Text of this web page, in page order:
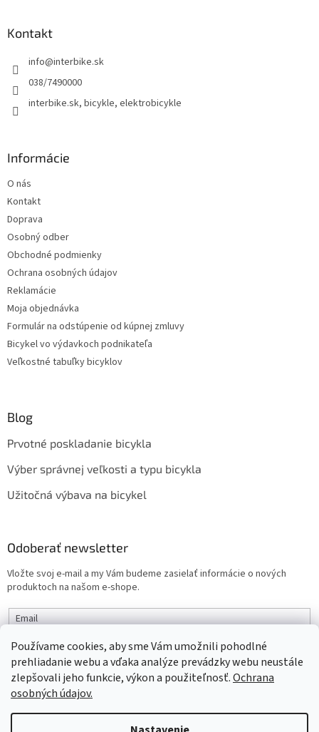
Používame cookies, aby sme Vám umožnili pohodlné
prehliadanie webu a vďaka analýze prevádzky webu neustále
zlepšovali jeho funkcie, výkon a použiteľnosť.Ochrana
osobných údajov.
Kontakt
info@interbike.sk
038/7490000
interbike.sk, bicykle, elektrobicykle
Informácie
O nás
Kontakt
Doprava
Osobný odber
Obchodné podmienky
Ochrana osobných údajov
Reklamácie
Moja objednávka
Formulár na odstúpenie od kúpnej zmluvy
Bicykel vo výdavkoch podnikateľa
Veľkostné tabuľky bicyklov
Blog
Prvotné poskladanie bicykla
Výber správnej veľkosti a typu bicykla
Užitočná výbava na bicykel
Odoberať newsletter
Vložte svoj e-mail a my Vám budeme zasielať informácie o nových
produktoch na našom e-shope.
Email
PRIHLÁSIŤ SA